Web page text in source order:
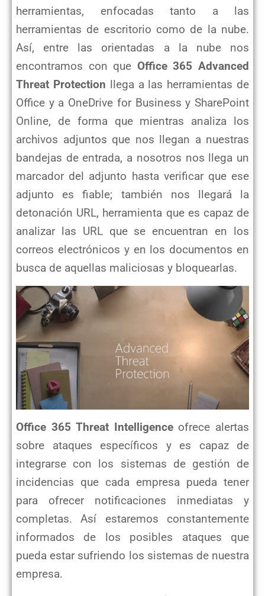
herramientas, enfocadas tanto a las
herramientas de escritorio como de la nube.
Así, entre las orientadas a la nube nos
encontramos con que Office 365 Advanced
Threat Protection llega a las herramientas de
Office y a OneDrive for Business y SharePoint
Online, de forma que mientras analiza los
archivos adjuntos que nos llegan a nuestras
bandejas de entrada, a nosotros nos llega un
marcador del adjunto hasta verificar que ese
adjunto es fiable; también nos llegará la
detonación URL, herramienta que es capaz de
analizar las URL que se encuentran en los
correos electrónicos y en los documentos en
busca de aquellas maliciosas y bloquearlas.
Office 365 Threat Intelligenceofrece alertas
sobre ataques específicos y es capaz de
integrarse con los sistemas de gestión de
incidencias que cada empresa pueda tener
para ofrecer notificaciones inmediatas y
completas. Así estaremos constantemente
informados de los posibles ataques que
pueda estar sufriendo los sistemas de nuestra
empresa.